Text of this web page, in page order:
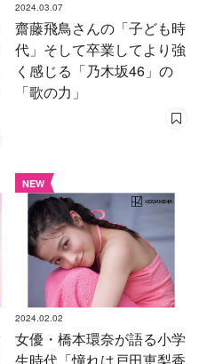
2024.03.07
齋藤飛鳥さんの「子ども時
代」そして卒業してより強
く感じる「乃木坂46」の
「歌の力」
NEW
2024.02.02
女優・橋本環奈が語る小学